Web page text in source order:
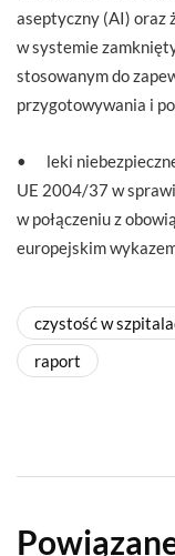
aseptyczny (AI) oraz
w systemie
stosowanym do
przygotowywania i
• leki
UE 2004/37 w
w połączeniu z
europejskim
czystość w
raport